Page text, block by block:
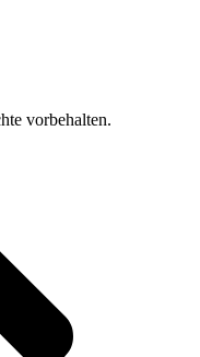
vorbehalten.